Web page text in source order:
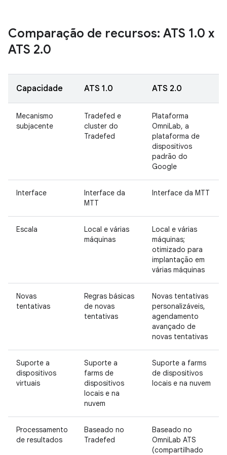
Comparação de recursos: ATS 1.0 x
ATS 2.0
Capacidade ATS 1.0 ATS 2.0
Mecanismo
subjacente
Tradefed e
cluster do
Tradefed
Plataforma
OmniLab, a
plataforma de
dispositivos
padrão do
Google
Interface
Interface da
MTT
Interface da MTT
Escala
Local e várias
máquinas
Local e várias
máquinas;
otimizado para
implantação em
várias máquinas
Novas
tentativas
Regras básicas
de novas
tentativas
Novas tentativas
personalizáveis,
agendamento
avançado de
novas tentativas
Suporte a
dispositivos
virtuais
Suporte a
farms de
dispositivos
locais e na
nuvem
Suporte a farms
de dispositivos
locais e na nuvem
Processamento
de resultados
Baseado no
Tradefed
Baseado no
OmniLab ATS
(compartilhado